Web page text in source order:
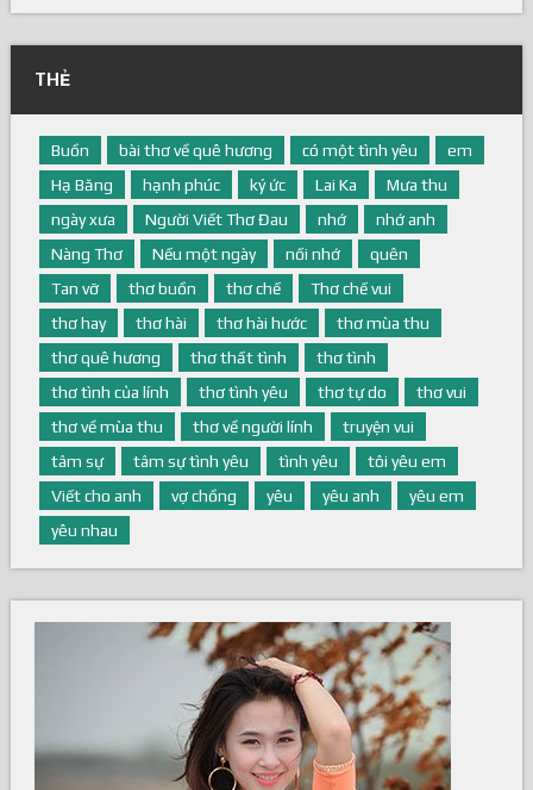
Buồn bài thơ về quê hương có một tình yêu
Hạ Băng
hạnh phúc ký ức Lai Ka
Mưa thu
ngày xưa
Người Viết Thơ Đau nhớ
nhớ anh
Nàng Thơ
Nếu một ngày nối nhớ
quên
Tan vỡ
thơ buồn thơ chế
Thơ chế vui
thơ hay
thơ hài thơ hài hước
thơ mùa thu
thơ quê hương
thơ thất tình
thơ tình
thơ tình của lính
thơ tình yêu thơ tự do
thơ về mùa thu
thơ về người lính
truyện vui
tâm sự
tâm sự tình yêu tình yêu
tôi yêu em
Viết cho anh